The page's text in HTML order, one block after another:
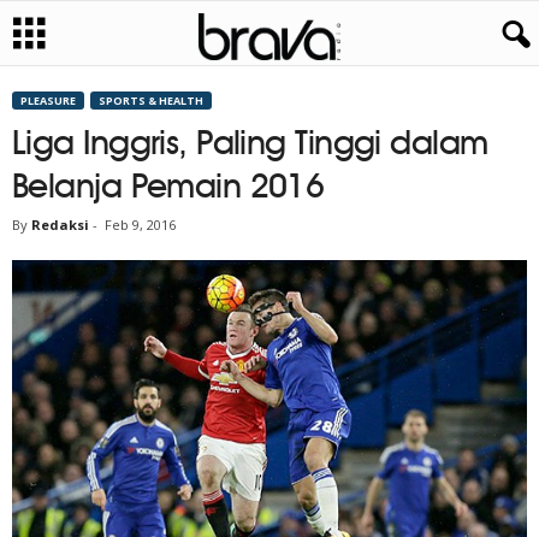
PLEASURE SPORTS & HEALTH
Liga Inggris, Paling Tinggi dalam
Belanja Pemain 2016
By Redaksi - Feb 9, 2016